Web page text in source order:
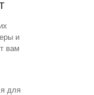
и
вам
для